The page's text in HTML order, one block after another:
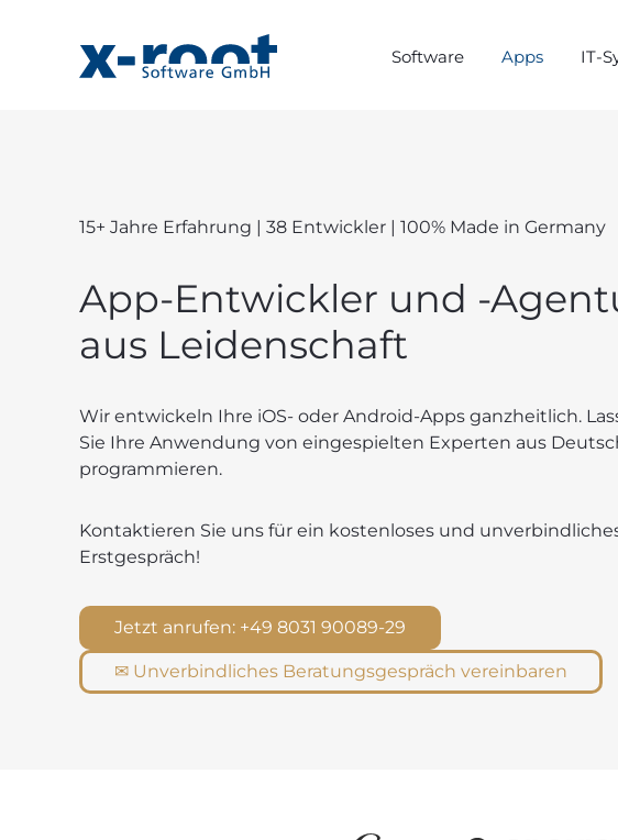
Software Apps IT-
15+ Jahre Erfahrung | 38 Entwickler | 100% Made in Germany
App-Entwickler und -
aus Leidenschaft
Wir entwickeln Ihre iOS- oder Android-Apps ganzheitlich.
Sie Ihre Anwendung von eingespielten Experten aus
programmieren.
Kontaktieren Sie uns für ein kostenloses und
Erstgespräch!
Jetzt anrufen: +49 8031 90089-29
✉ Unverbindliches Beratungsgespräch vereinbaren